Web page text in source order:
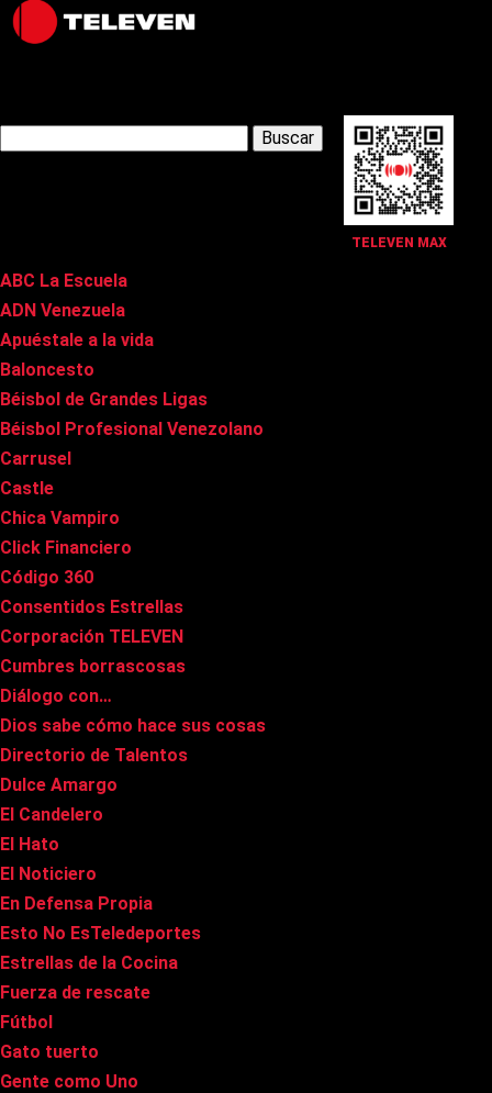
TELEVEN MAX
Latest Posts
ABC La Escuela
ADN Venezuela
Apuéstale a la vida
Baloncesto
Béisbol de Grandes Ligas
Béisbol Profesional Venezolano
Carrusel
Castle
Chica Vampiro
Click Financiero
Código 360
Consentidos Estrellas
Corporación TELEVEN
Cumbres borrascosas
Diálogo con…
Dios sabe cómo hace sus cosas
Directorio de Talentos
Dulce Amargo
El Candelero
El Hato
El Noticiero
En Defensa Propia
Esto No EsTeledeportes
Estrellas de la Cocina
Fuerza de rescate
Fútbol
Gato tuerto
Gente como Uno